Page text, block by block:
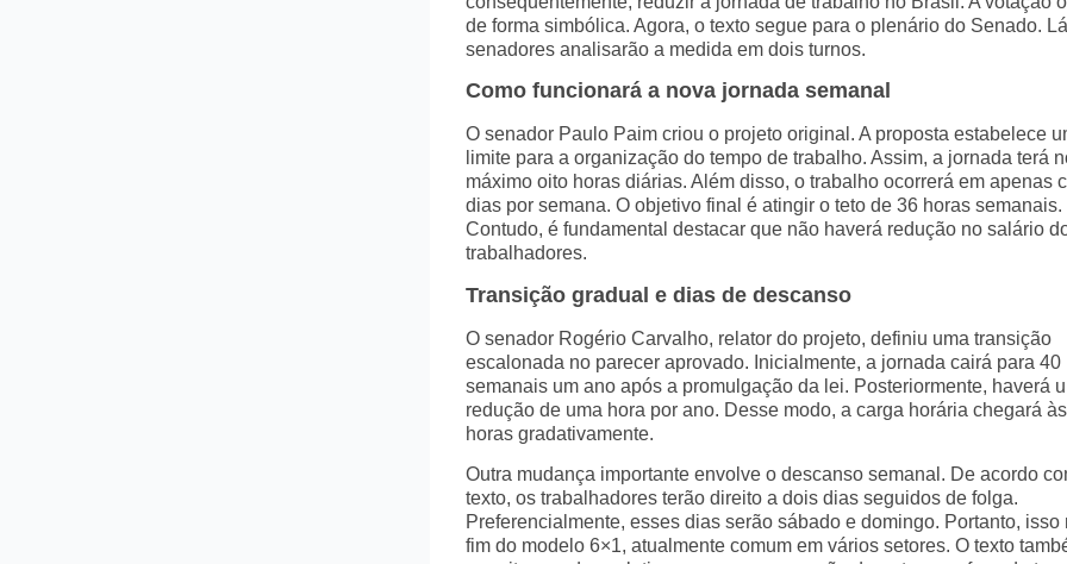
de forma simbólica. Agora, o texto segue para o plenário do Senado.
senadores analisarão a medida em dois turnos.
Como funcionará a nova jornada semanal
O senador Paulo Paim criou o projeto original. A proposta estabelece
limite para a organização do tempo de trabalho. Assim, a jornada terá
máximo oito horas diárias. Além disso, o trabalho ocorrerá em apenas
dias por semana. O objetivo final é atingir o teto de 36 horas semanais.
Contudo, é fundamental destacar que não haverá redução no salário
trabalhadores.
Transição gradual e dias de descanso
O senador Rogério Carvalho, relator do projeto, definiu uma transição
escalonada no parecer aprovado. Inicialmente, a jornada cairá para 40
semanais um ano após a promulgação da lei. Posteriormente, haverá
redução de uma hora por ano. Desse modo, a carga horária chegará
horas gradativamente.
Outra mudança importante envolve o descanso semanal. De acordo
texto, os trabalhadores terão direito a dois dias seguidos de folga.
Preferencialmente, esses dias serão sábado e domingo. Portanto, isso
fim do modelo 6×1, atualmente comum em vários setores. O texto